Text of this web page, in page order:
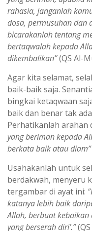
rahasia, janganlah
dosa, permusuhan dan
bicarakanlah tentang
bertaqwalah kepada
dikembalikan”(QS Al-
Agar kita selamat,
baik-baik saja.
bingkai ketaqwaan
baik dan benar tak
Perhatikanlah arahan
yang beriman kepada
berkata baik atau diam”
Usahakanlah untuk
berdakwah, menyeru
tergambar di ayat ini:
katanya lebih baik
Allah, berbuat kebaikan
yang berserah diri’.”(QS